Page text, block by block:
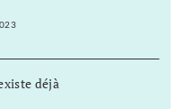
déjà